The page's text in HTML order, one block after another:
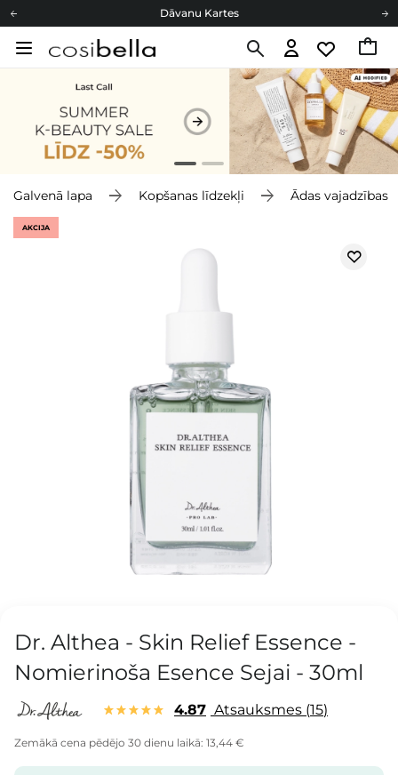
Dāvanu Kartes
Cosibella lojalitātes programma
Galvenā lapa Kopšanas līdzekļi Ādas vajadzības
AKCIJA
Dr. Althea - Skin Relief Essence -
Nomierinoša Esence Sejai - 30ml
4.87 Atsauksmes 15
Zemākā cena pēdējo 30 dienu laikā: 13,44 €